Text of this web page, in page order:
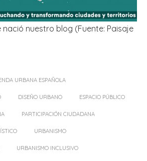
nació nuestro blog (Fuente: Paisaje
URBANA ESPAÑOLA
DISEÑO URBANO ESPACIO PÚBLICO
PARTICIPACIÓN CIUDADANA
URBANISMO
URBANISMO INCLUSIVO